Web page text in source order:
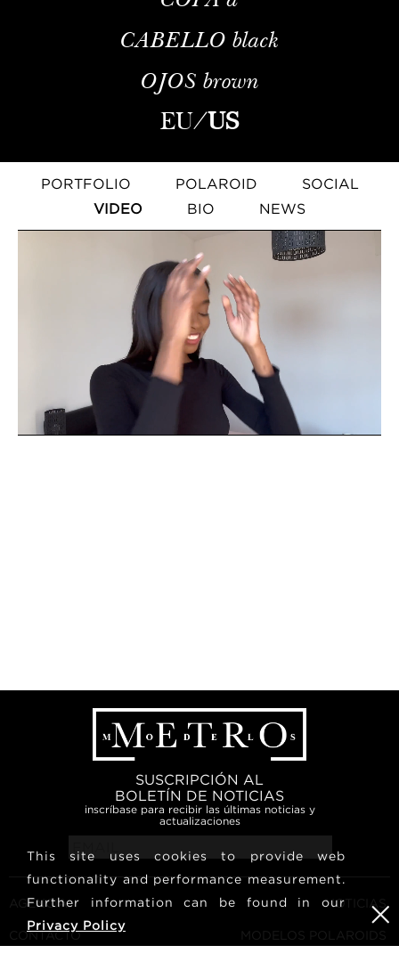
CABELLO black
OJOS brown
EU/US
PORTFOLIO POLAROID
SOCIAL
VIDEO
BIO NEWS
SUSCRIPCIÓN AL
BOLETÍN DE NOTICIAS
inscríbase para recibir las últimas noticias y
actualizaciones
AGENCIA
CONTACTO
NOTICIAS
MODELOS POLAROIDS
This site uses cookies to provide web
functionality and performance measurement.
Further information can be found in our
Privacy Policy